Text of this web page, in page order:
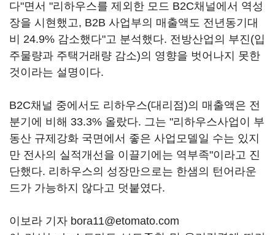
다"면서 "리하우스를 제외한 모드 B2C채널에서 역성
장을 시현했고, B2B 사업부의 매출액도 전년동기대
비 24.9% 감소했다"고 분석했다. 전방산업의 부진(입
주물량과 주택거래량 감소)의 영향을 벗어나지 못한
것이라는 설명이다.
B2C채널 중에서도 리하우스(대리점)의 매출액은 전
분기에 비해 33.3% 올랐다. 그는 "리하우스사업이 부
동산 규제강화 국면에서 좋은 사업모델일 수는 있지
만 전사의 실적개선을 이끌기에는 역부족"이라고 진
단했다. 리하우스의 성장만으로는 한샘의 턴어라운
드가 가능하지 않다고 덧붙였다.
이보라 기자 bora11@etomato.com